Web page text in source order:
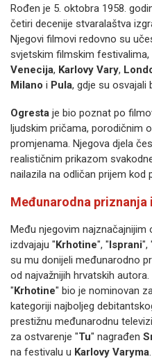
Rođen je 5. oktobra 1958.
četiri decenije stvaralaštva
Njegovi filmovi redovno su
svjetskim filmskim
Venecija, Karlovy Vary,
Milano i Pula, gdje su osvajali
Ogresta je bio poznat po
ljudskim pričama, porodičnim
promjenama. Njegova djela
realističnim prikazom
nailazila na odličan prijem kod
Međunarodna priznanja
Među njegovim
izdvajaju "Krhotine", "Isprani",
su mu donijeli međunarodno
od najvažnijih hrvatskih
"Krhotine" bio je nominovan
kategoriji najboljeg
prestižnu međunarodnu
za ostvarenje "Tu" nagrađen
na festivalu u Karlovy Varyma